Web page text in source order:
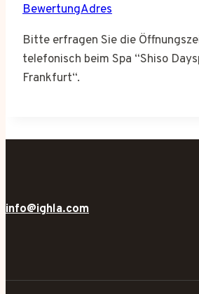
BewertungAdres
Bitte erfragen Sie die
telefonisch beim Spa “Shiso
Frankfurt“.
info@ighla.com